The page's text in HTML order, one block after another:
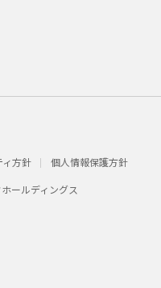
ィ方針
個人情報保護方針
ールディングス